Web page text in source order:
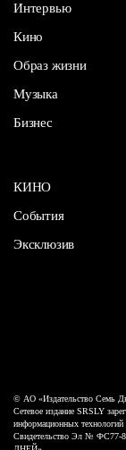
Интервью
Кино
Образ жизни
Музыка
Бизнес
КИНО
События
Эксклюзив
© АО «Издательство Семь
Сетевое издание SRSLY
информационных
Свидетельство Эл № ФС77-